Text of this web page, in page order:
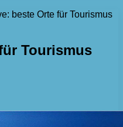
beste Orte für Tourismus
Tourismus